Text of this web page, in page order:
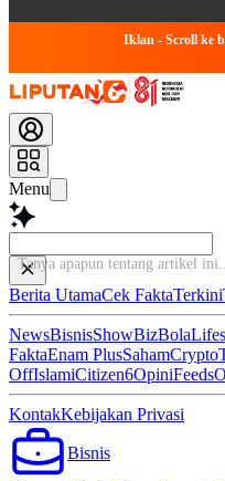
Iklan - Scroll ke
Menu
Tanya apapun tentan
Berita UtamaCek FaktaTerkini
NewsBisnisShowBizBola
FaktaEnam PlusSahamCrypto
OffIslamiCitizen6OpiniFeeds
KontakKebijakan Privasi
Bisnis